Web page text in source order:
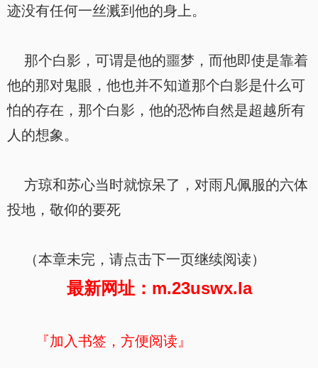
迹没有任何一丝溅到他的身上。
那个白影，可谓是他的噩梦，而他即使是靠着
他的那对鬼眼，他也并不知道那个白影是什么可
怕的存在，那个白影，他的恐怖自然是超越所有
人的想象。
方琼和苏心当时就惊呆了，对雨凡佩服的六体
投地，敬仰的要死
（本章未完，请点击下一页继续阅读）
最新网址：m.23uswx.la
『加入书签，方便阅读』